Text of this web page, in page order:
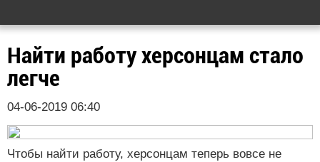
Найти работу херсонцам стало
легче
04-06-2019 06:40
Чтобы найти работу, херсонцам теперь вовсе не